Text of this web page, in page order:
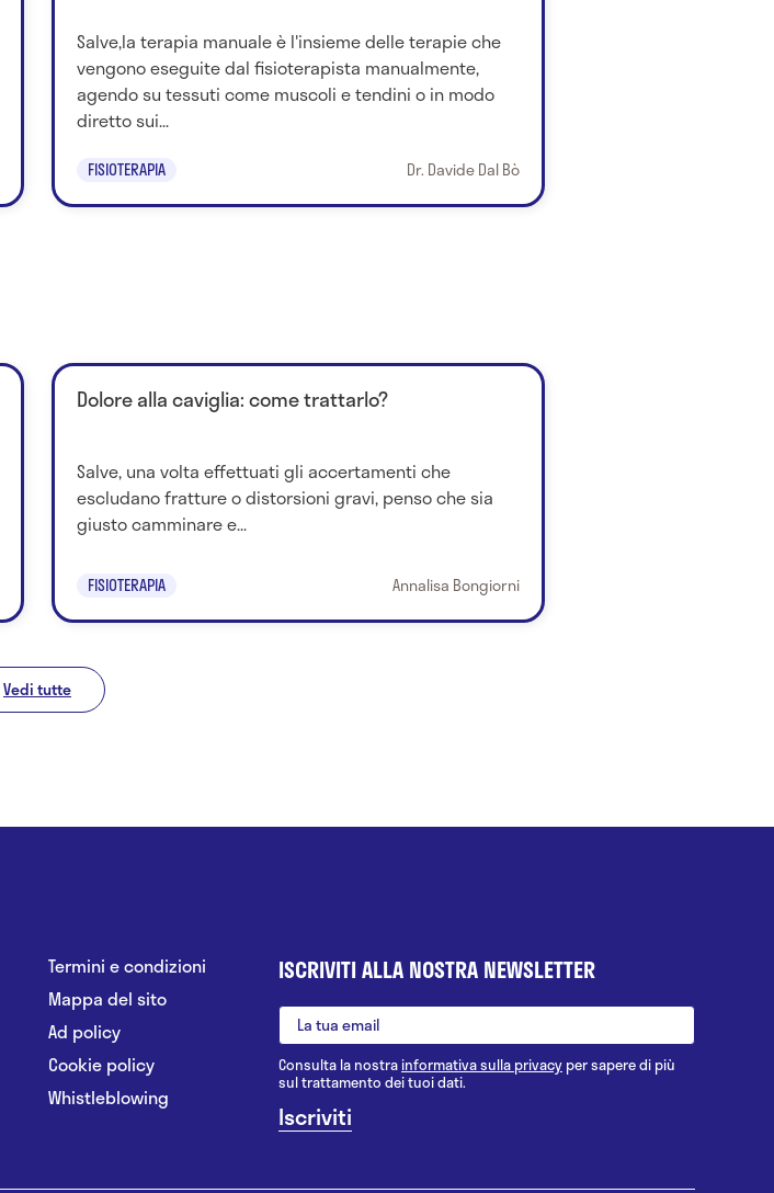
Salve,la terapia manuale è l'insieme delle terapie che
vengono eseguite dal fisioterapista manualmente,
agendo su tessuti come muscoli e tendini o in modo
diretto sui...
FISIOTERAPIA Dr. Davide Dal Bò
Dolore alla caviglia: come trattarlo?
Salve, una volta effettuati gli accertamenti che
escludano fratture o distorsioni gravi, penso che sia
giusto camminare e...
FISIOTERAPIA Annalisa Bongiorni
Vedi tutte
Termini e condizioni
Mappa del sito
Ad policy
Cookie policy
Whistleblowing
ISCRIVITI ALLA NOSTRA NEWSLETTER
Consulta la nostrainformativa sulla privacy per sapere di più
sul trattamento dei tuoi dati.